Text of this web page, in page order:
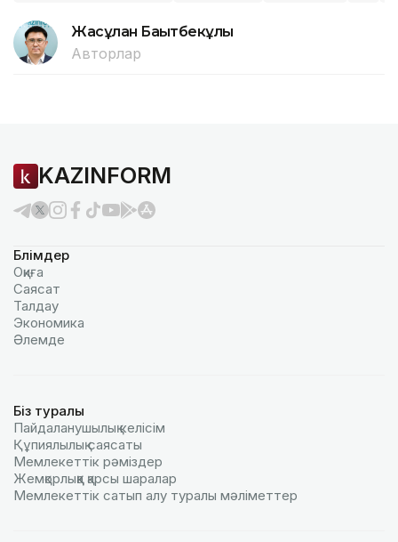
Жасұлан Бақытбекұлы
Авторлар
KAZINFORM
Бөлімдер
Оқиға
Саясат
Талдау
Экономика
Әлемде
Біз туралы
Пайдаланушылық келiciм
Құпиялылық саясаты
Мемлекеттік рәміздер
Жемқорлыққа қарсы шаралар
Мемлекеттік сатып алу туралы мәлiметтер